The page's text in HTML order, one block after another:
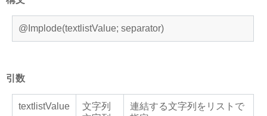
@Implode(textlistValue; separator)
引数
textlistValue
文字列
連結する文字列をリストで